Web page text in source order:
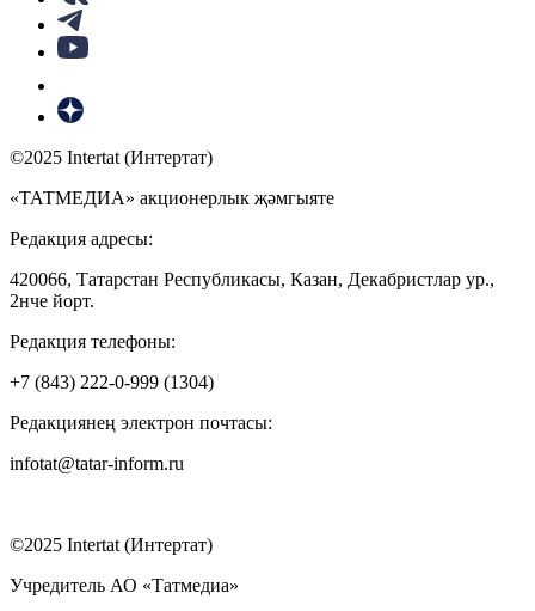
©2025 Intertat (Интертат)
«ТАТМЕДИА» акционерлык җәмгыяте
Редакция адресы:
420066, Татарстан Республикасы, Казан, Декабристлар ур.,
2нче йорт.
Редакция телефоны:
+7 (843) 222-0-999 (1304)
Редакциянең электрон почтасы:
infotat@tatar-inform.ru
©2025 Intertat (Интертат)
Учредитель АО «Татмедиа»